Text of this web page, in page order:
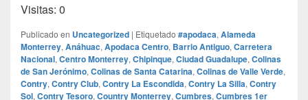
Visitas: 0
Publicado en Uncategorized | Etiquetado #apodaca, Alameda
Monterrey, Anáhuac, Apodaca Centro, Barrio Antiguo, Carretera
Nacional, Centro Monterrey, Chipinque, Ciudad Guadalupe, Colinas
de San Jerónimo, Colinas de Santa Catarina, Colinas de Valle Verde,
Contry, Contry Club, Contry La Escondida, Contry La Silla, Contry
Sol, Contry Tesoro, Country Monterrey, Cumbres, Cumbres 1er